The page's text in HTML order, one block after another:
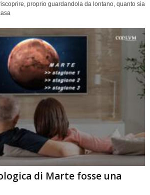
proprio guardandola da lontano, quanto sia
di Marte fosse una